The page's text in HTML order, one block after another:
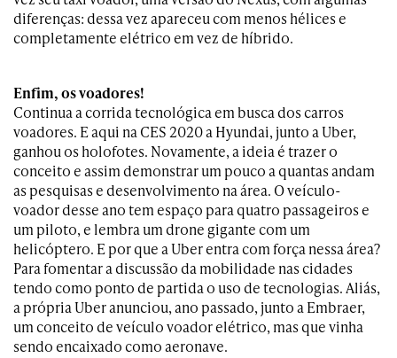
diferenças: dessa vez apareceu com menos hélices e
completamente elétrico em vez de híbrido.
Enfim, os voadores!
Continua a corrida tecnológica em busca dos carros
voadores. E aqui na CES 2020 a Hyundai, junto a Uber,
ganhou os holofotes. Novamente, a ideia é trazer o
conceito e assim demonstrar um pouco a quantas andam
as pesquisas e desenvolvimento na área. O veículo-
voador desse ano tem espaço para quatro passageiros e
um piloto, e lembra um drone gigante com um
helicóptero. E por que a Uber entra com força nessa área?
Para fomentar a discussão da mobilidade nas cidades
tendo como ponto de partida o uso de tecnologias. Aliás,
a própria Uber anunciou, ano passado, junto a Embraer,
um conceito de veículo voador elétrico, mas que vinha
sendo encaixado como aeronave.